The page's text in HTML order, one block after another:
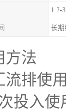
1.2-
长期
方法
流排使
投入